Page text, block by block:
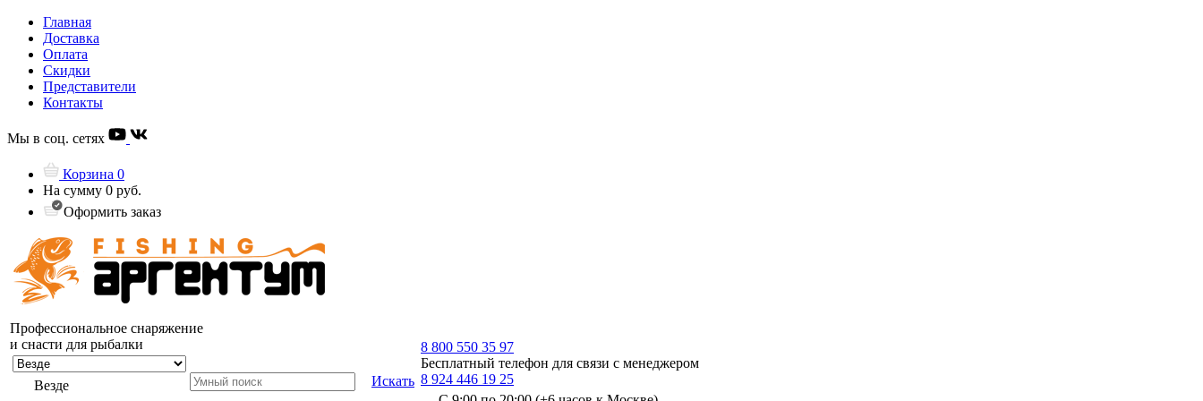
Главная
Доставка
Оплата
Скидки
Представители
Контакты
Мы в соц. сетях
Корзина 0
На сумму 0 руб.
Оформить заказ
Профессиональное снаряжение
и снасти для рыбалки
Везде Искать
8 800 550 35 97
Бесплатный телефон для связи с менеджером
8 924 446 19 25